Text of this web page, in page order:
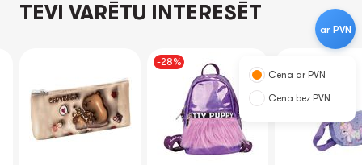
TEVI VARĒTU INTERESĒT
-28%
ar PVN
Cena ar PVN
Cena bez PVN